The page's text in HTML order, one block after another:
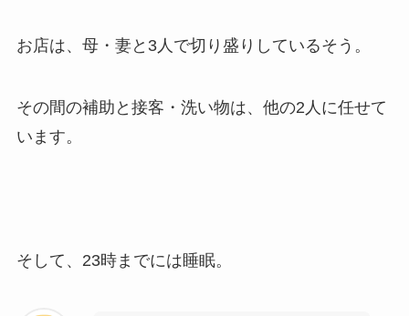
お店は、母・妻と3人で切り盛りしているそう。
その間の補助と接客・洗い物は、他の2人に任せて
います。
そして、23時までには睡眠。